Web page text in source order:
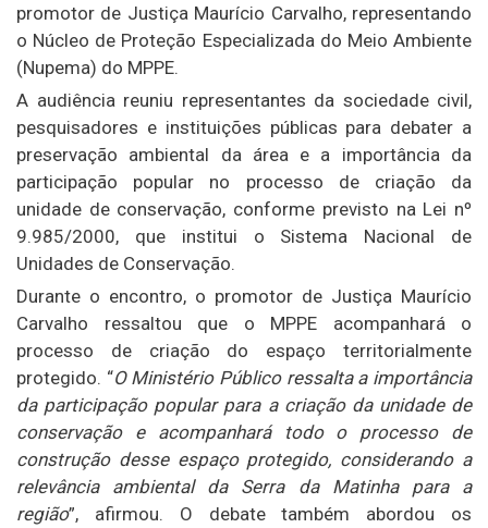
promotor de Justiça Maurício Carvalho, representando
o Núcleo de Proteção Especializada do Meio Ambiente
(Nupema) do MPPE.
A audiência reuniu representantes da sociedade civil,
pesquisadores e instituições públicas para debater a
preservação ambiental da área e a importância da
participação popular no processo de criação da
unidade de conservação, conforme previsto na Lei nº
9.985/2000, que institui o Sistema Nacional de
Unidades de Conservação.
Durante o encontro, o promotor de Justiça Maurício
Carvalho ressaltou que o MPPE acompanhará o
processo de criação do espaço territorialmente
protegido. “O Ministério Público ressalta a importância
da participação popular para a criação da unidade de
conservação e acompanhará todo o processo de
construção desse espaço protegido, considerando a
relevância ambiental da Serra da Matinha para a
região”, afirmou. O debate também abordou os